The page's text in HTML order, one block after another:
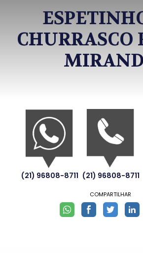
CHURRASCO
(21) 96808-8711 (21) 96808-8711
COMPARTILHAR